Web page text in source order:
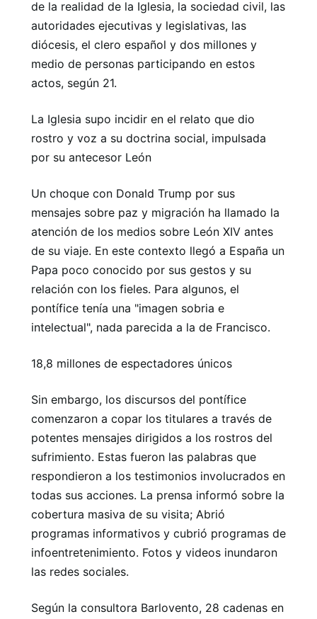
de la realidad de la Iglesia, la sociedad civil, las
autoridades ejecutivas y legislativas, las
diócesis, el clero español y dos millones y
medio de personas participando en estos
actos, según 21.
La Iglesia supo incidir en el relato que dio
rostro y voz a su doctrina social, impulsada
por su antecesor León
Un choque con Donald Trump por sus
mensajes sobre paz y migración ha llamado la
atención de los medios sobre León XIV antes
de su viaje. En este contexto llegó a España un
Papa poco conocido por sus gestos y su
relación con los fieles. Para algunos, el
pontífice tenía una "imagen sobria e
intelectual", nada parecida a la de Francisco.
18,8 millones de espectadores únicos
Sin embargo, los discursos del pontífice
comenzaron a copar los titulares a través de
potentes mensajes dirigidos a los rostros del
sufrimiento. Estas fueron las palabras que
respondieron a los testimonios involucrados en
todas sus acciones. La prensa informó sobre la
cobertura masiva de su visita; Abrió
programas informativos y cubrió programas de
infoentretenimiento. Fotos y videos inundaron
las redes sociales.
Según la consultora Barlovento, 28 cadenas en